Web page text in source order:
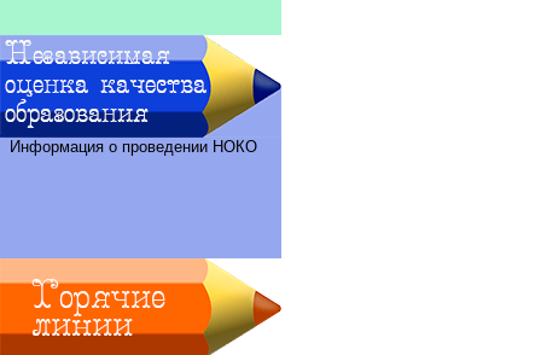
Информация о проведении НОКО